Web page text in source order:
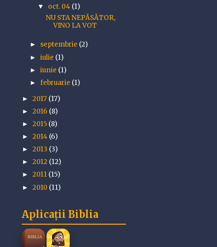
▼ oct. 04 (1)
NU STA NEPĂSĂTOR,
VINO LA VOT
► septembrie (2)
►iulie (1)
►iunie (1)
►februarie (1)
► 2017 (17)
► 2016 (8)
► 2015 (8)
► 2014 (6)
► 2013 (3)
► 2012 (12)
► 2011 (15)
► 2010 (11)
Aplicații Biblia